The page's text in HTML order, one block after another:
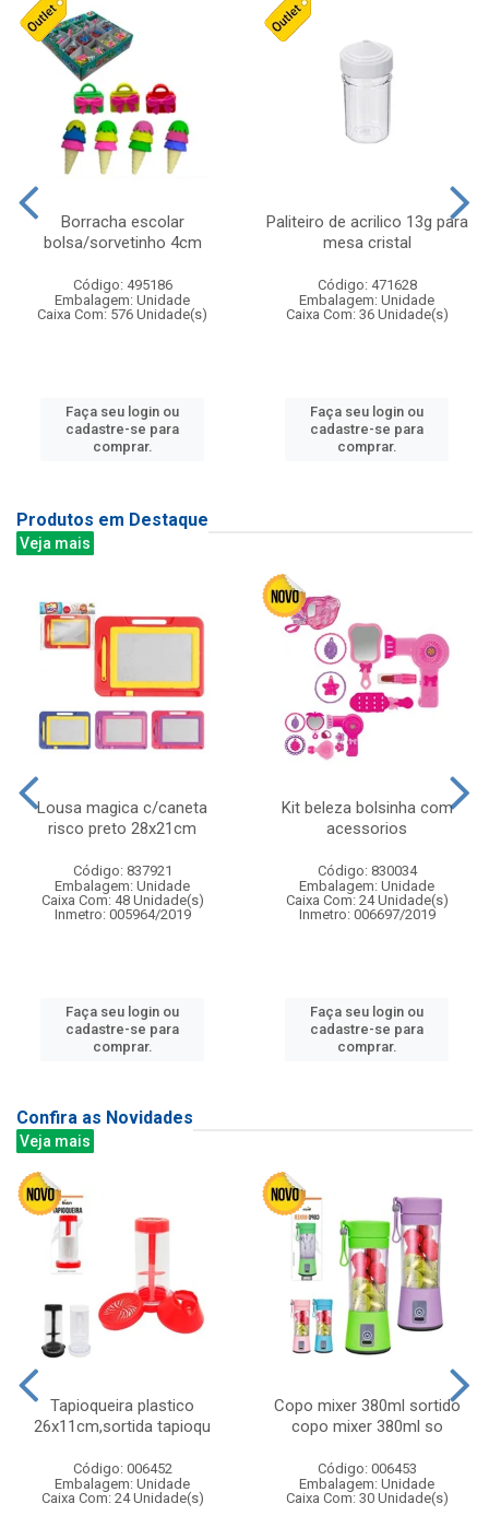
Borracha escolar
bolsa/sorvetinho 4cm
Código: 495186
Embalagem: Unidade
Caixa Com: 576 Unidade(s)
Faça seu login ou
cadastre-se para
comprar.
Paliteiro de acrilico 13g para
mesa cristal
Código: 471628
Embalagem: Unidade
Caixa Com: 36 Unidade(s)
Faça seu login ou
cadastre-se para
comprar.
Produtos em Destaque
Veja mais
Lousa magica c/caneta
risco preto 28x21cm
Código: 837921
Embalagem: Unidade
Caixa Com: 48 Unidade(s)
Inmetro: 005964/2019
Faça seu login ou
cadastre-se para
comprar.
Kit beleza bolsinha com
acessorios
Código: 830034
Embalagem: Unidade
Caixa Com: 24 Unidade(s)
Inmetro: 006697/2019
Faça seu login ou
cadastre-se para
comprar.
Confira as Novidades
Veja mais
Tapioqueira plastico
26x11cm,sortida tapioqu
Código: 006452
Embalagem: Unidade
Caixa Com: 24 Unidade(s)
Copo mixer 380ml sortido
copo mixer 380ml so
Código: 006453
Embalagem: Unidade
Caixa Com: 30 Unidade(s)